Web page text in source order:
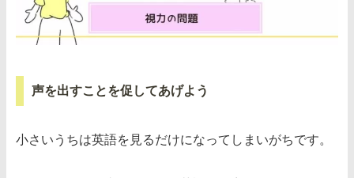
声を出すことを促してあげよう
小さいうちは英語を見るだけになってしまいがちです。